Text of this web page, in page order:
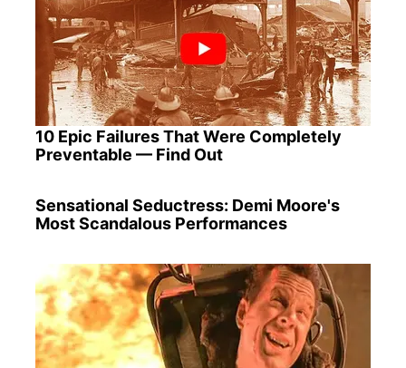
10 Epic Failures That Were Completely
Preventable — Find Out
Sensational Seductress: Demi Moore's
Most Scandalous Performances